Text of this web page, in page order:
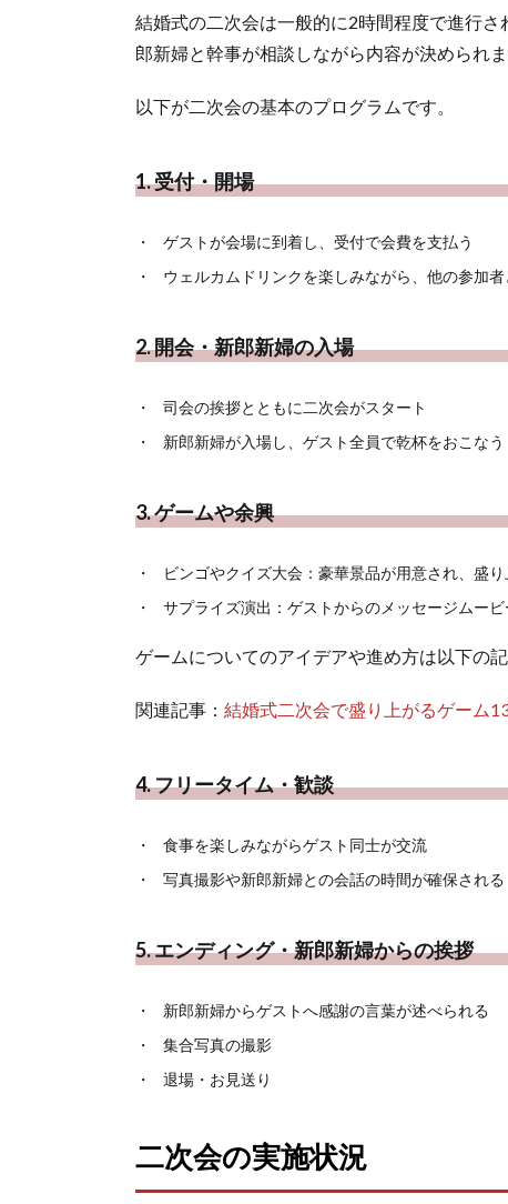
結婚式の二次会は一般的に2時間程度で進行
郎新婦と幹事が相談しながら内容が決められま
以下が二次会の基本のプログラムです。
1. 受付・開場
ゲストが会場に到着し、受付で会費を支払う
ウェルカムドリンクを楽しみながら、他の参加
2. 開会・新郎新婦の入場
司会の挨拶とともに二次会がスタート
新郎新婦が入場し、ゲスト全員で乾杯をおこなう
3. ゲームや余興
ビンゴやクイズ大会：豪華景品が用意され、盛
サプライズ演出：ゲストからのメッセージムー
ゲームについてのアイデアや進め方は以下の
関連記事： 結婚式二次会で盛り上がるゲーム
4. フリータイム・歓談
食事を楽しみながらゲスト同士が交流
写真撮影や新郎新婦との会話の時間が確保される
5. エンディング・新郎新婦からの挨拶
新郎新婦からゲストへ感謝の言葉が述べられる
集合写真の撮影
退場・お見送り
二次会の実施状況